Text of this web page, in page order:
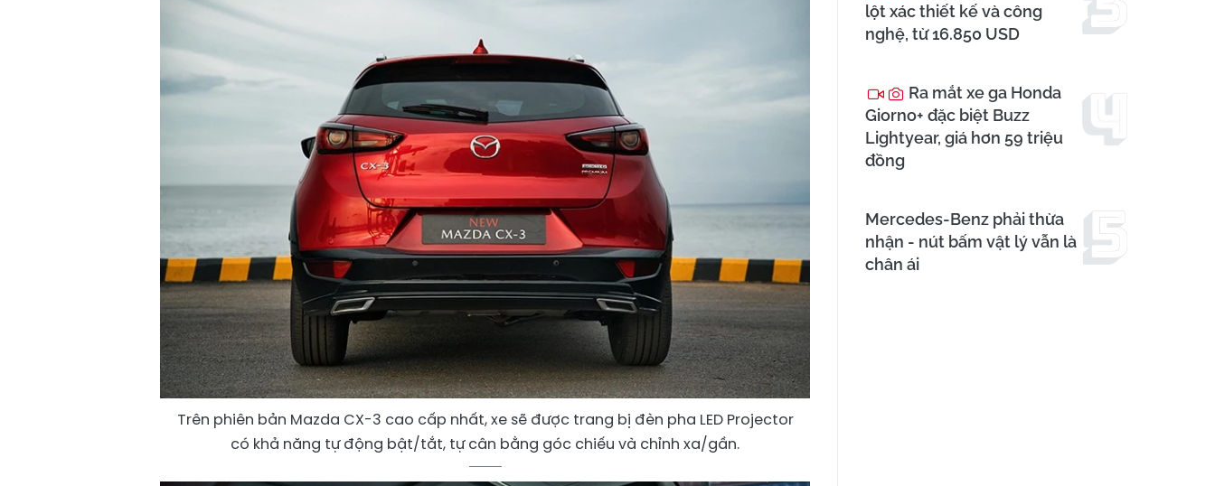
Trên phiên bản Mazda CX-3 cao cấp nhất, xe sẽ được trang bị đèn pha LED Projector
có khả năng tự động bật/tắt, tự cân bằng góc chiếu và chỉnh xa/gần.
lột xác thiết kế và công
nghệ, từ 16.850 USD
Ra mắt xe ga Honda
Giorno+ đặc biệt Buzz
Lightyear, giá hơn 59 triệu
đồng
Mercedes-Benz phải thừa
nhận - nút bấm vật lý vẫn là
chân ái